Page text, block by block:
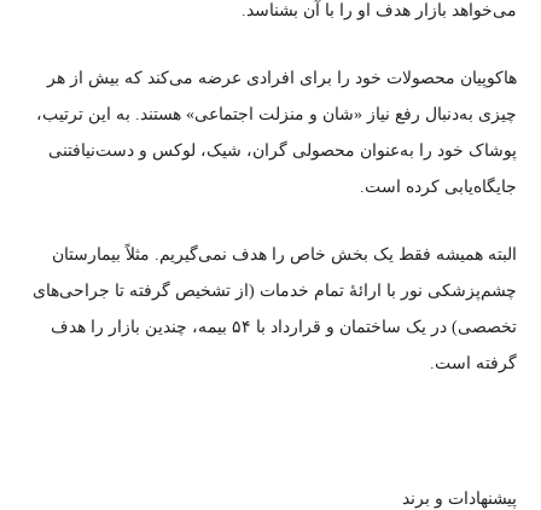
می‌خواهد بازار هدف او را با آن بشناسد.
هاکوپیان محصولات خود را برای افرادی عرضه می‌کند که بیش از هر
چیزی به‌دنبال رفع نیاز «شان و منزلت اجتماعی» هستند. به این ترتیب،
پوشاک خود را به‌عنوان محصولی گران، شیک، لوکس و دست‌نیافتنی
جایگاه‌یابی کرده است.
البته همیشه فقط یک بخش خاص را هدف نمی‌گیریم. مثلاً بیمارستان
چشم‌پزشکی نور با ارائهٔ تمام خدمات (از تشخیص گرفته تا جراحی‌های
تخصصی) در یک ساختمان و قرارداد با ۵۴ بیمه، چندین بازار را هدف
گرفته است.
پیشنهادات و برند